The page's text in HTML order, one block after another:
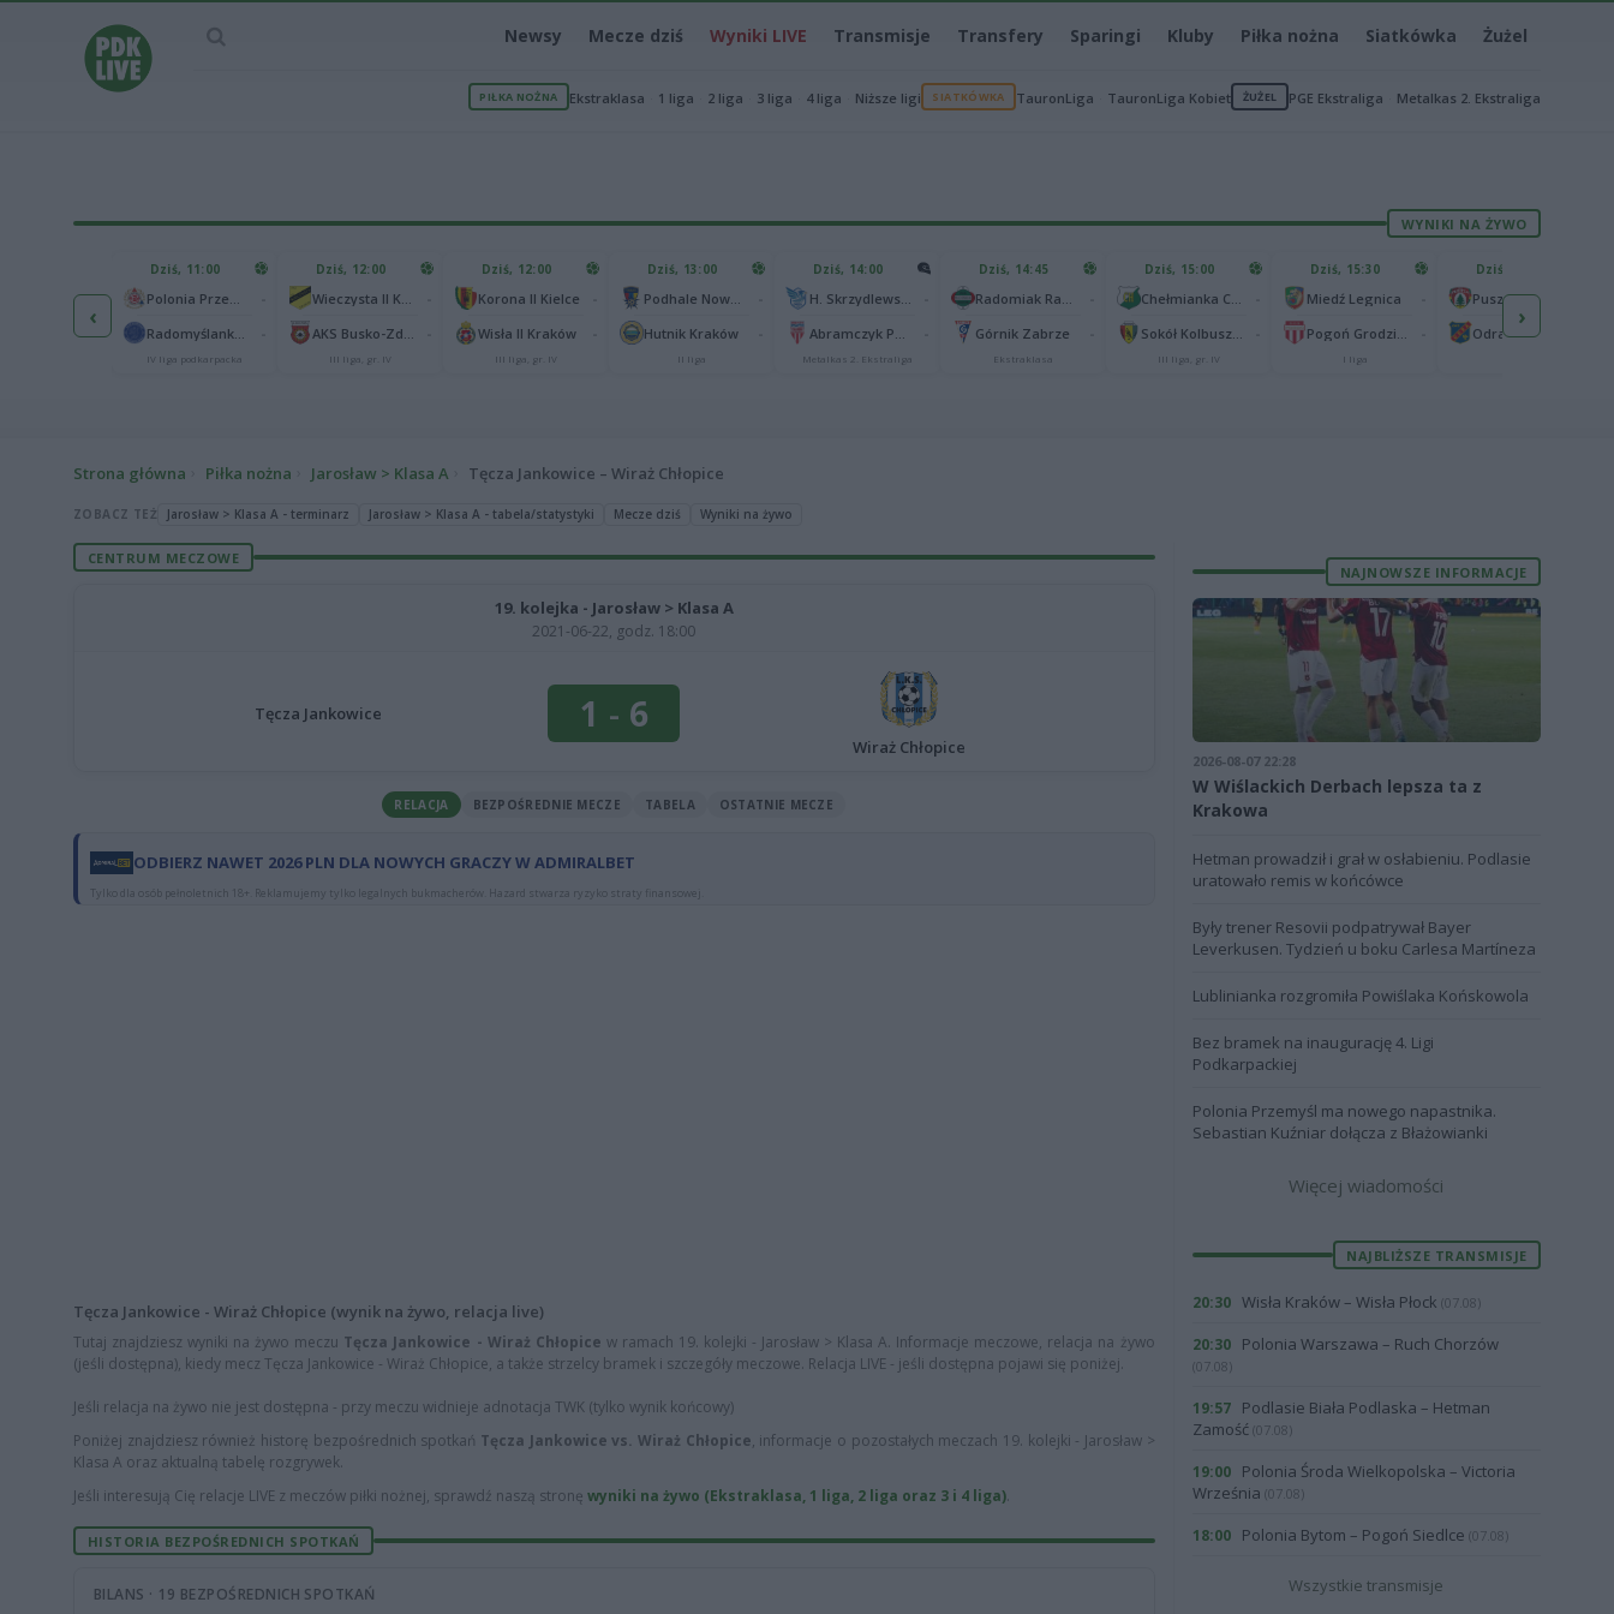
Newsy Mecze dziś Wyniki LIVE Transmisje Transfery Sparingi Kluby Piłka nożna Siatkówka Żużel
PIŁKA NOŻNA Ekstraklasa 1 liga 2 liga 3 liga 4 liga Niższe ligi SIATKÓWKA TauronLiga TauronLiga Kobiet ŻUŻEL PGE Ekstraliga Metalkas 2. Ekstraliga
WYNIKI NA ŻYWO
‹
Polonia Warszawa 1
Chorzów 1
Dziś, 11:00
IV liga podkarpacka
Dziś, 12:00
III liga, gr. IV
Dziś, 12:00
Korona II Kielce
Wisła II Kraków
III liga, gr. IV
Dziś, 13:00
Hutnik Kraków
II liga
Dziś, 14:00
Metalkas 2. Ekstraliga
Dziś, 14:45
Górnik Zabrze
Ekstraklasa
Dziś, 15:00
III liga, gr. IV
Dziś, 15:30
Miedź Legnica
I liga
Dziś, 15:30
Odra Opole
›
Strona główna Piłka nożna Jarosław > Klasa A Tęcza Jankowice – Wiraż Chłopice
ZOBACZ TEŻ Jarosław > Klasa A - terminarz Jarosław > Klasa A - tabela/statystyki Mecze dziś Wyniki na żywo
CENTRUM MECZOWE
19. kolejka - Jarosław > Klasa A
2021-06-22, godz. 18:00
Tęcza Jankowice 1 - 6
Wiraż Chłopice
RELACJA BEZPOŚREDNIE MECZE TABELA OSTATNIE MECZE
ODBIERZ NAWET 2026 PLN DLA NOWYCH GRACZY W ADMIRALBET
Tylko dla osób pełnoletnich 18+. Reklamujemy tylko legalnych bukmacherów. Hazard stwarza ryzyko straty finansowej.
Tęcza Jankowice - Wiraż Chłopice (wynik na żywo, relacja live)
Tutaj znajdziesz wyniki na żywo meczu Tęcza Jankowice - Wiraż Chłopice w ramach 19. kolejki - Jarosław > Klasa A. Informacje meczowe, relacja na żywo
(jeśli dostępna), kiedy mecz Tęcza Jankowice - Wiraż Chłopice, a także strzelcy bramek i szczegóły meczowe. Relacja LIVE - jeśli dostępna pojawi się poniżej.
Jeśli relacja na żywo nie jest dostępna - przy meczu widnieje adnotacja TWK (tylko wynik końcowy)
Poniżej znajdziesz również historę bezpośrednich spotkań Tęcza Jankowice vs. Wiraż Chłopice, informacje o pozostałych meczach 19. kolejki - Jarosław >
Klasa A oraz aktualną tabelę rozgrywek.
Jeśli interesują Cię relacje LIVE z meczów piłki nożnej, sprawdź naszą stronę wyniki na żywo (Ekstraklasa, 1 liga, 2 liga oraz 3 i 4 liga).
HISTORIA BEZPOŚREDNICH SPOTKAŃ
BILANS · 19 BEZPOŚREDNICH SPOTKAŃ
NAJNOWSZE INFORMACJE
2026-08-07 22:28
W Wiślackich Derbach lepsza ta z
Krakowa
Hetman prowadził i grał w osłabieniu. Podlasie
uratowało remis w końcówce
Były trener Resovii podpatrywał Bayer
Leverkusen. Tydzień u boku Carlesa Martíneza
Lublinianka rozgromiła Powiślaka Końskowola
Bez bramek na inaugurację 4. Ligi
Podkarpackiej
Polonia Przemyśl ma nowego napastnika.
Sebastian Kuźniar dołącza z Błażowianki
Więcej wiadomości
NAJBLIŻSZE TRANSMISJE
20:30 Wisła Kraków – Wisła Płock (07.08)
20:30 Polonia Warszawa – Ruch Chorzów
(07.08)
19:57
Podlasie Biała Podlaska – Hetman
Zamość (07.08)
19:00
Polonia Środa Wielkopolska – Victoria
Września (07.08)
18:00 Polonia Bytom – Pogoń Siedlce (07.08)
Wszystkie transmisje